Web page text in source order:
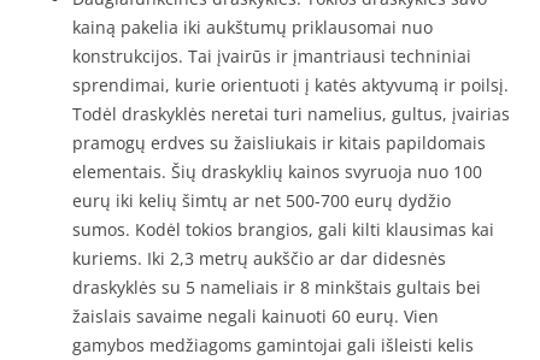
kainą pakelia iki aukštumų priklausomai nuo
konstrukcijos. Tai įvairūs ir įmantriausi techniniai
sprendimai, kurie orientuoti į katės aktyvumą ir poilsį.
Todėl draskyklės neretai turi namelius, gultus, įvairias
pramogų erdves su žaisliukais ir kitais papildomais
elementais. Šių draskyklių kainos svyruoja nuo 100
eurų iki kelių šimtų ar net 500-700 eurų dydžio
sumos. Kodėl tokios brangios, gali kilti klausimas kai
kuriems. Iki 2,3 metrų aukščio ar dar didesnės
draskyklės su 5 nameliais ir 8 minkštais gultais bei
žaislais savaime negali kainuoti 60 eurų. Vien
gamybos medžiagoms gamintojai gali išleisti kelis